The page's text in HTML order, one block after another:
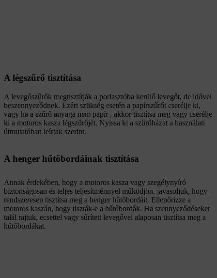
A légszűrő tisztítása
A levegőszűrők megtisztítják a porlasztóba kerülő levegőt, de idővel
beszennyeződnek. Ezért szükség esetén a papírszűrőt cserélje ki,
vagy ha a szűrő anyaga nem papír , akkor tisztítsa meg vagy cserélje
ki a motoros kasza légszűrőjét. Nyissa ki a szűrőházat a használati
útmutatóban leírtak szerint.
A henger hűtőbordáinak tisztítása
Annak érdekében, hogy a motoros kasza vagy szegélynyíró
biztonságosan és teljes teljesítménnyel működjön, javasoljuk, hogy
rendszeresen tisztítsa meg a henger hűtőbordáit. Ellenőrizze a
motoros kaszán, hogy tiszták-e a hűtőbordák. Ha szennyeződéseket
talál rajtuk, ecsettel vagy sűrített levegővel alaposan tisztítsa meg a
hűtőbordákat.